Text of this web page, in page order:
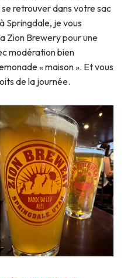
retrouver dans votre sac
Springdale, je vous
Zion Brewery pour une
modération bien
« maison ». Et vous
de la journée.